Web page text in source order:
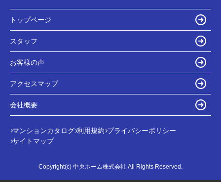
トップページ
スタッフ
お客様の声
アクセスマップ
会社概要
マンションカタログ 利用規約 プライバシーポリシー
サイトマップ
Copyright(c) 中央ホーム株式会社 All Rights Reserved.